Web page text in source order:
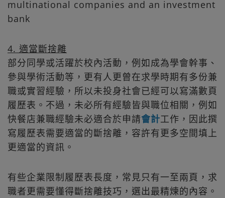
multinational companies and an investment
bank
4. 適當斷捨離
部分同學或活躍於校內活動，例如成為學會幹事、
參與學術活動等，更有人更曾在求學時期有多份兼
職或實習經驗，所以未投身社會已經可以寫滿數頁
履歷表。不過，未必所有經驗皆與職位相關，例如
快餐店兼職經驗未必適合於申請會計工作，因此撰
寫履歷表需要適當的斷捨離，容許有更多空間填上
更適當的資訊。
有些企業限制履歷表長度，常見只有一至兩頁，求
職者更需要懂得斷捨離技巧，選出最精煉的內容。